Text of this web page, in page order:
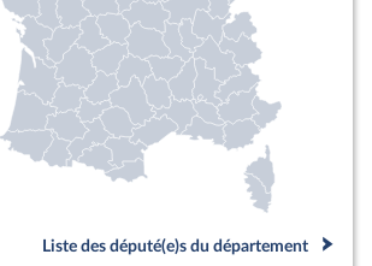
Liste des député(e)s du département